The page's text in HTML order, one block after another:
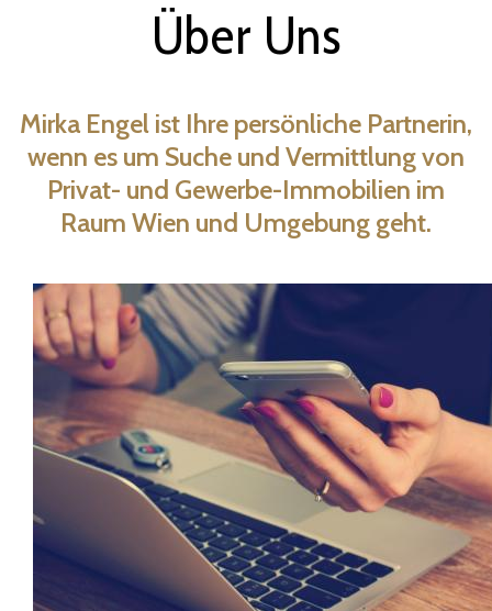
Über Uns
Mirka Engel ist Ihre persönliche Partnerin,
wenn es um Suche und Vermittlung von
Privat- und Gewerbe-Immobilien im
Raum Wien und Umgebung geht.